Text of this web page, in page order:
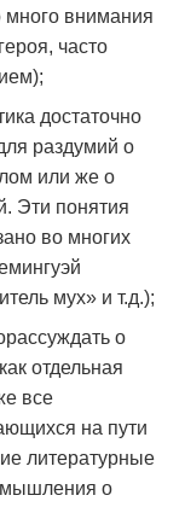
много внимания
часто
достаточно
раздумий о
или же о
Эти понятия
во многих
мух» и т.д.);
о
отдельная
все
на пути
литературные
о